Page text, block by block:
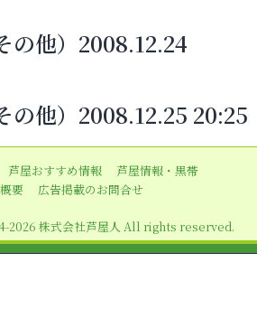
の他）2008.12.24
の他）2008.12.25 20:25
芦屋おすすめ情報
芦屋情報・黒帯
要 広告掲載のお問合せ
2026 株式会社芦屋人 All rights reserved.